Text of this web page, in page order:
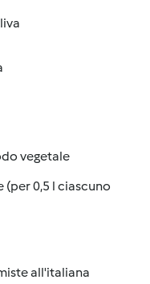
vegetale
0,5 l ciascuno
all'italiana